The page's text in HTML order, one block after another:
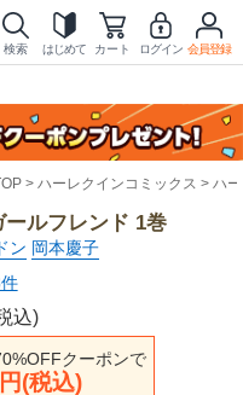
検索 はじめて カート ログイン 会員登録
ハーレクインコミックス ハ
ルフレンド 1巻
ン 岡本慶子
込)
クーポンで
(税込)